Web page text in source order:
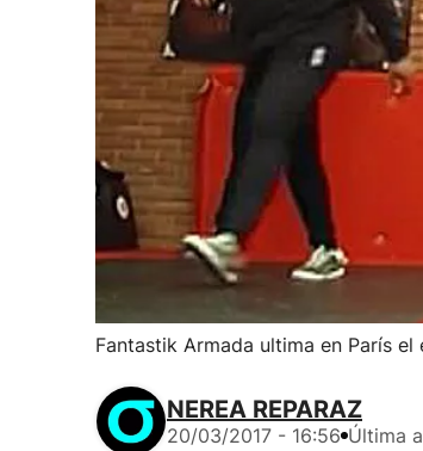
Fantastik Armada ultima en París
NEREA REPARAZ
20/03/2017 - 16:56 Última